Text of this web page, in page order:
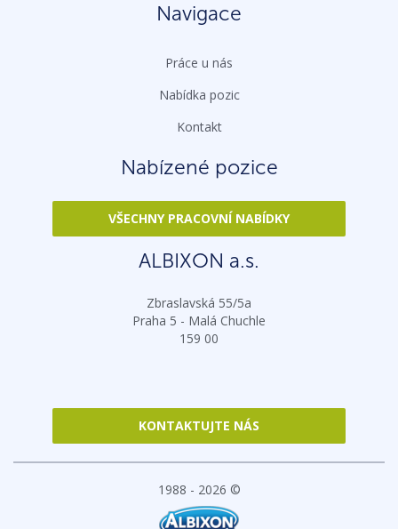
Navigace
Práce u nás
Nabídka pozic
Kontakt
Nabízené pozice
VŠECHNY PRACOVNÍ NABÍDKY
ALBIXON a.s.
Zbraslavská 55/5a
Praha 5 - Malá Chuchle
159 00
KONTAKTUJTE NÁS
1988 - 2026 ©